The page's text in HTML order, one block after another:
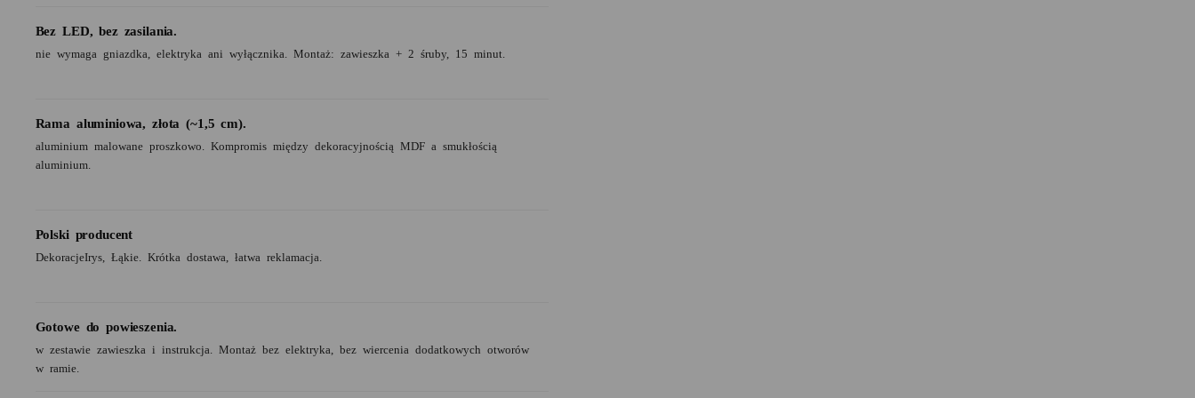
Bez LED, bez zasilania.
nie wymaga gniazdka, elektryka ani wyłącznika. Montaż: zawieszka + 2 śruby, 15 minut.
Rama aluminiowa, złota (~1,5 cm).
aluminium malowane proszkowo. Kompromis między dekoracyjnością MDF a smukłością
aluminium.
Polski producent
DekoracjeIrys, Łąkie. Krótka dostawa, łatwa reklamacja.
Gotowe do powieszenia.
w zestawie zawieszka i instrukcja. Montaż bez elektryka, bez wiercenia dodatkowych otworów
w ramie.